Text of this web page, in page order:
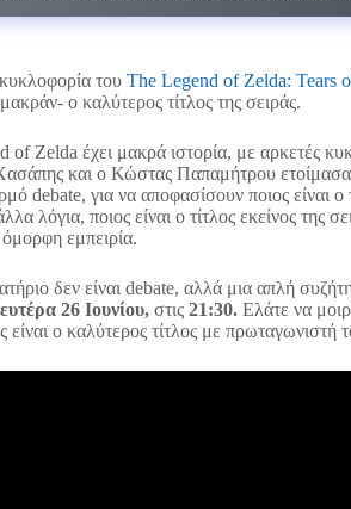
του The Legend of Zelda: Tears
ο καλύτερος τίτλος της σειράς.
Zelda έχει μακρά ιστορία, με αρκετές
και ο Κώστας Παπαμήτρου ετοίμασαν
debate, για να αποφασίσουν ποιος είναι ο
λόγια, ποιος είναι ο τίτλος εκείνος της
εμπειρία.
δεν είναι debate, αλλά μια απλή
26 Ιουνίου, στις 21:30. Ελάτε να
είναι ο καλύτερος τίτλος με